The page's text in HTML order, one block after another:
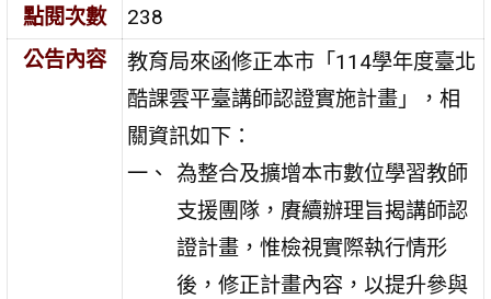
點閱次數
238
公告內容
教育局來函修正本市「114學年度臺北
酷課雲平臺講師認證實施計畫」，相
關資訊如下：
為整合及擴增本市數位學習教師
支援團隊，賡續辦理旨揭講師認
證計畫，惟檢視實際執行情形
後，修正計畫內容，以提升參與